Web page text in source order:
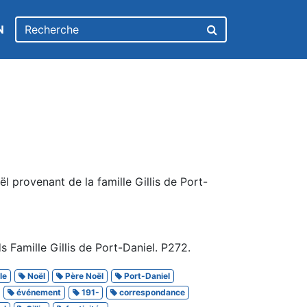
provenant de la famille Gillis de Port-
Famille Gillis de Port-Daniel. P272.
Noël Père Noël
Port-Daniel
événement 191-
correspondance